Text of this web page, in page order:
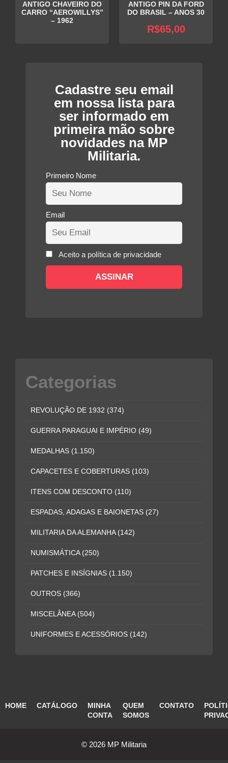
ANTIGO CHAVEIRO DO
CARRO “AEROWILLYS”
– 1962
ANTIGO PIN DA FORD
DO BRASIL – ANOS 30
R$65,00
Cadastre seu email
em nossa lista para
ser informado em
primeira mão sobre
novidades na MP
Militaria.
Primeiro Nome
Email
Aceito a política de privacidade
Categorias
REVOLUÇÃO DE 1932 (374)
GUERRA PARAGUAI E IMPÉRIO (49)
MEDALHAS (1.150)
CAPACETES E COBERTURAS (103)
ITENS COM DESCONTO (110)
ESPADAS, ADAGAS E BAIONETAS (27)
MILITARIA DA ALEMANHA (142)
NUMISMÁTICA (250)
PATCHES E INSÍGNIAS (1.150)
OUTROS (366)
MISCELÂNEA (504)
UNIFORMES E ACESSÓRIOS (142)
HOME CATÁLOGO
MINHA
CONTA
QUEM
SOMOS
CONTATO
© 2026 MP Militaria